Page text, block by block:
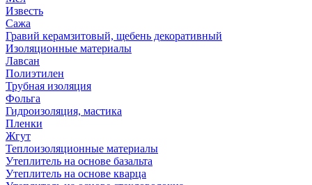
Известь
Сажа
Гравий керамзитовый, щебень декоративный
Изоляционные материалы
Лавсан
Полиэтилен
Трубная изоляция
Фольга
Гидроизоляция, мастика
Пленки
Жгут
Теплоизоляционные материалы
Утеплитель на основе базальта
Утеплитель на основе кварца